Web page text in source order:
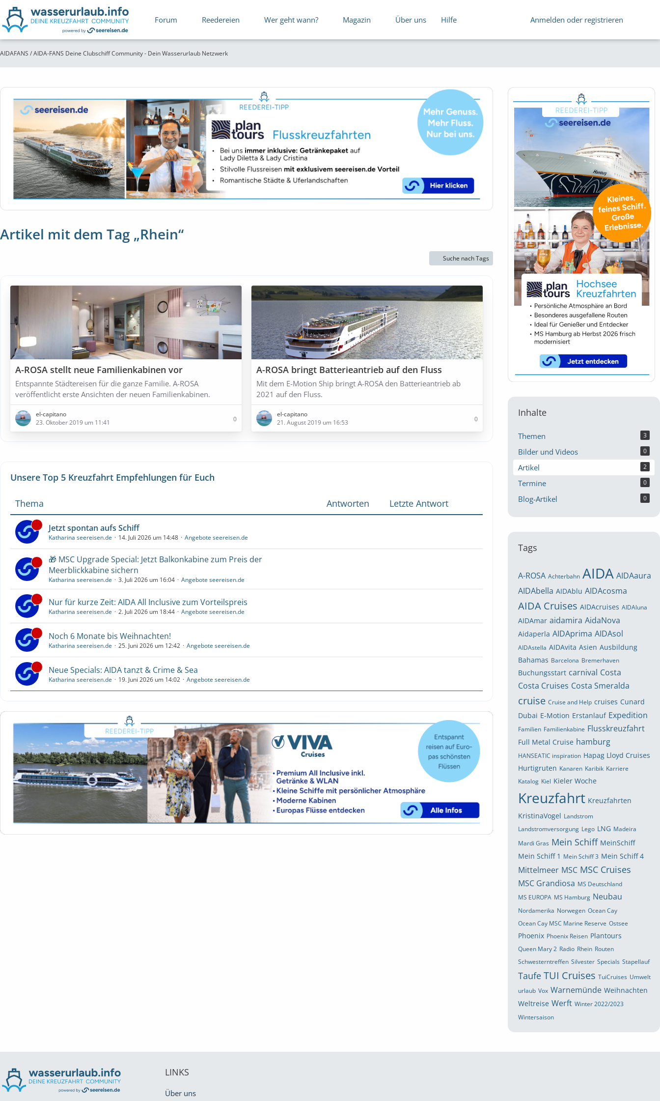
Forum Reedereien Wer geht wann? Magazin Über uns Hilfe Anmelden oder registrieren
AIDAFANS / AIDA-FANS Deine Clubschiff Community - Dein Wasserurlaub Netzwerk
Artikel mit dem Tag „Rhein“
Suche nach Tags
A-ROSA stellt neue Familienkabinen vor
Entspannte Städtereisen für die ganze Familie. A-ROSA
veröffentlicht erste Ansichten der neuen Familienkabinen.
el-capitano
23. Oktober 2019 um 11:41
0
A-ROSA bringt Batterieantrieb auf den Fluss
Mit dem E-Motion Ship bringt A-ROSA den Batterieantrieb ab
2021 auf den Fluss.
el-capitano
21. August 2019 um 16:53
0
Unsere Top 5 Kreuzfahrt Empfehlungen für Euch
Thema Antworten Letzte Antwort
Jetzt spontan aufs Schiff
Katharina seereisen.de 14. Juli 2026 um 14:48 Angebote seereisen.de
🎁 MSC Upgrade Special: Jetzt Balkonkabine zum Preis der
Meerblickkabine sichern
Katharina seereisen.de 3. Juli 2026 um 16:04 Angebote seereisen.de
Nur für kurze Zeit: AIDA All Inclusive zum Vorteilspreis
Katharina seereisen.de 2. Juli 2026 um 18:44 Angebote seereisen.de
Noch 6 Monate bis Weihnachten!
Katharina seereisen.de 25. Juni 2026 um 12:42 Angebote seereisen.de
Neue Specials: AIDA tanzt & Crime & Sea
Katharina seereisen.de 19. Juni 2026 um 14:02 Angebote seereisen.de
Inhalte
Themen 3
Bilder und Videos 0
Artikel 2
Termine 0
Blog-Artikel 0
Tags
A-ROSA Achterbahn AIDA AIDAaura
AIDAbella AIDAblu AIDAcosma
AIDA Cruises AIDAcruises AIDAluna
AIDAmar aidamira AidaNova
Aidaperla AIDAprima AIDAsol
AIDAstella AIDAvita Asien Ausbildung
Bahamas Barcelona Bremerhaven
Buchungsstart carnival Costa
Costa Cruises Costa Smeralda
cruise Cruise and Help cruises Cunard
Dubai E-Motion Erstanlauf Expedition
Familien Familienkabine Flusskreuzfahrt
Full Metal Cruise hamburg
HANSEATIC inspiration Hapag Lloyd Cruises
Hurtigruten Kanaren Karibik Karriere
Katalog Kiel Kieler Woche
Kreuzfahrt Kreuzfahrten
KristinaVogel Landstrom
Landstromversorgung Lego LNG Madeira
Mardi Gras Mein Schiff MeinSchiff
Mein Schiff 1 Mein Schiff 3 Mein Schiff 4
Mittelmeer MSC MSC Cruises
MSC Grandiosa MS Deutschland
MS EUROPA MS Hamburg Neubau
Nordamerika Norwegen Ocean Cay
Ocean Cay MSC Marine Reserve Ostsee
Phoenix Phoenix Reisen Plantours
Queen Mary 2 Radio Rhein Routen
Schwesterntreffen Silvester Specials Stapellauf
Taufe TUI Cruises TuiCruises Umwelt
urlaub Vox Warnemünde Weihnachten
Weltreise Werft Winter 2022/2023
Wintersaison
LINKS
Über uns